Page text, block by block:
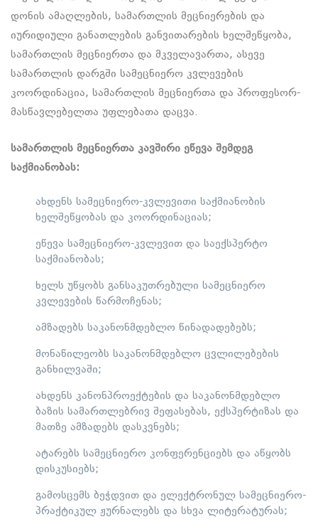
დონის ამაღლების, სამართლის მეც­ნიე­რე­ბის და
იურიდიული განათლების განვითარების ხელშეწყობა,
სამართლის მეცნიერთა და მკველავართა, ასევე
სამართლის დარგში სამეცნიერო კვლევების
კოორდინაცია, სამართლის მეცნიერთა და პროფესორ-
მასწავლებელთა უფლებათა დაცვა.
სამართლის მეცნიერთა კავშირი ეწევა შემდეგ
საქმიანობას:
ახდენს სამეცნიერო-კვლევითი საქმიანობის
ხელშეწყობას და კოორდინაციას;
ეწევა სამეცნიერო-კვლევით და საექსპერტო
საქმიანობას;
ხელს უწყობს განსაკუთრებული სამეცნიერო
კვლევების წარმოჩენას;
ამზადებს საკანონმდებლო წინადადებებს;
მონაწილეობს საკანონმდებლო ცვლილებების
განხილვაში;
ახდენს კანონპროექტების და საკანონმდებლო
ბაზის სამართლებრივ შეფასებას, ექსპერტიზას და
მათზე ამზადებს დასკვნებს;
ატარებს სამეცნიერო კონფერენციებს და აწყობს
დისკუსიებს;
გამოსცემს ბეჭდვით და ელექტრონულ სამეცნიერო-
პრაქტიკულ ჟურნალებს და სხვა ლიტერატურას;